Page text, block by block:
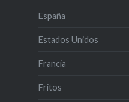
España
Estados Unidos
Francia
Fritos